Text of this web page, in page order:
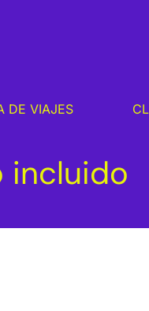
DE VIAJES
incluido